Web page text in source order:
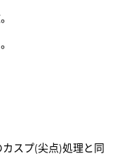
カスプ(尖点)処理と同